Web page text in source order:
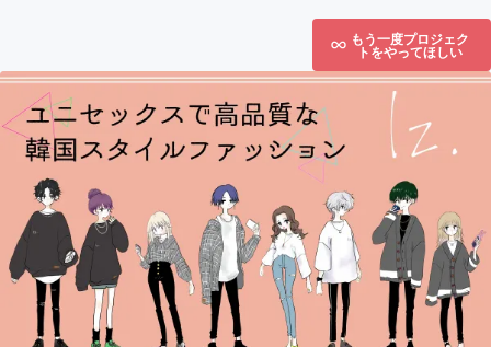
もう一度プロジェク
トをやってほしい